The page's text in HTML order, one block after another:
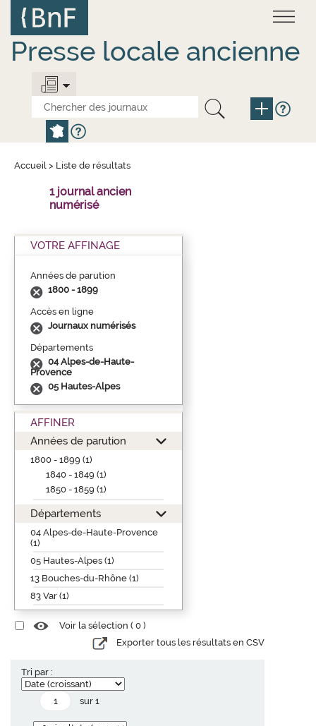
contenu
principal
Presse locale ancienne
Accueil > Liste de résultats
1 journal ancien
numérisé
VOTRE AFFINAGE
Années de parution
1800 - 1899
Accès en ligne
Journaux numérisés
Départements
04 Alpes-de-Haute-
Provence
05 Hautes-Alpes
AFFINER
Années de parution
1800 - 1899 (1)
1840 - 1849 (1)
1850 - 1859 (1)
Départements
04 Alpes-de-Haute-Provence
(1)
05 Hautes-Alpes (1)
13 Bouches-du-Rhône (1)
83 Var (1)
Voir la sélection ( 0 )
Exporter tous les résultats en CSV
Tri par :
sur 1
Panneau de gestion des cookies